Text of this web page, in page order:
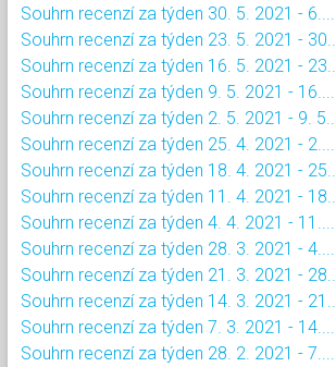
Souhrn recenzí za týden 30. 5. 2021 - 6....
Souhrn recenzí za týden 23. 5. 2021 - 30....
Souhrn recenzí za týden 16. 5. 2021 - 23....
Souhrn recenzí za týden 9. 5. 2021 - 16....
Souhrn recenzí za týden 2. 5. 2021 - 9. 5....
Souhrn recenzí za týden 25. 4. 2021 - 2....
Souhrn recenzí za týden 18. 4. 2021 - 25....
Souhrn recenzí za týden 11. 4. 2021 - 18....
Souhrn recenzí za týden 4. 4. 2021 - 11....
Souhrn recenzí za týden 28. 3. 2021 - 4....
Souhrn recenzí za týden 21. 3. 2021 - 28....
Souhrn recenzí za týden 14. 3. 2021 - 21....
Souhrn recenzí za týden 7. 3. 2021 - 14....
Souhrn recenzí za týden 28. 2. 2021 - 7....